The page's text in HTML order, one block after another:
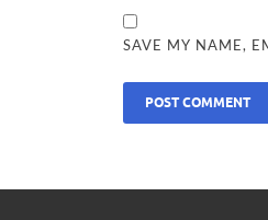
SAVE MY NAME,